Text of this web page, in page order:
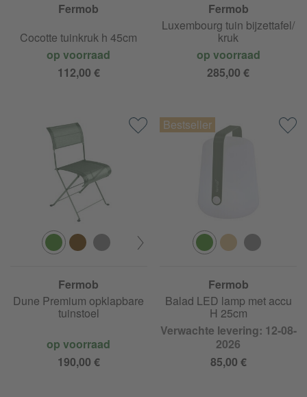
Fermob
Cocotte tuinkruk h 45cm
op voorraad
112,00 €
Fermob
Luxembourg tuin bijzettafel/
kruk
op voorraad
285,00 €
Fermob
Dune Premium opklapbare
tuinstoel
op voorraad
190,00 €
Fermob
Balad LED lamp met accu
H 25cm
Verwachte levering: 12-08-
2026
85,00 €